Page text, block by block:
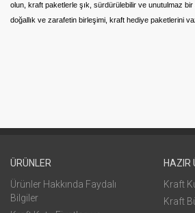
olun, kraft paketlerle şık, sürdürülebilir ve unutulmaz
doğallık ve zarafetin birleşimi, kraft hediye paketlerini
ÜRÜNLER
Ürünler Hakkında Faydalı
Bilgiler
HAZIR
Kraft
Kraft